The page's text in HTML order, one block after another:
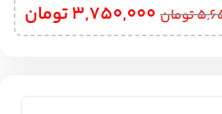
تومان 3,750,000تومان